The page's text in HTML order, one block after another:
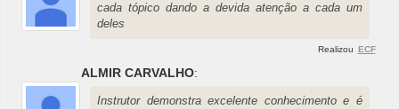
cada tópico dando a devida atenção a cada um
deles
Realizou ECF
ALMIR CARVALHO:
Instrutor demonstra excelente conhecimento e é